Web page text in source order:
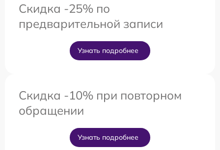
Скидка -25% по
предварительной записи
Узнать подробнее
Скидка -10% при повторном
обращении
Узнать подробнее